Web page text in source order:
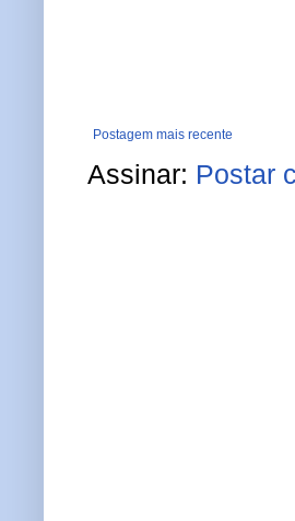
Postagem mais recente
Assinar: Postar